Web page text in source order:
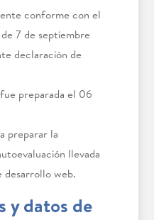
conforme con el
7 de septiembre
declaración de
preparada el 06
preparar la
llevada
desarrollo web.
y datos de